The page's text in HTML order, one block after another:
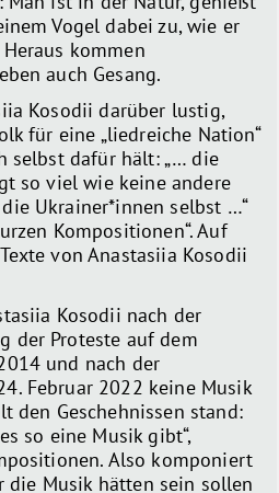
Vogel dabei zu, wie er
kommen
auch Gesang.
Kosodii darüber lustig,
für eine „liedreiche Nation“
selbst dafür hält: „… die
so viel wie keine andere
Ukrainer*innen selbst …“
Kompositionen“. Auf
von Anastasiia Kosodii
Kosodii nach der
der Proteste auf dem
und nach der
Februar 2022 keine Musik
den Geschehnissen stand:
so eine Musik gibt“,
Also komponiert
die Musik hätten sein sollen